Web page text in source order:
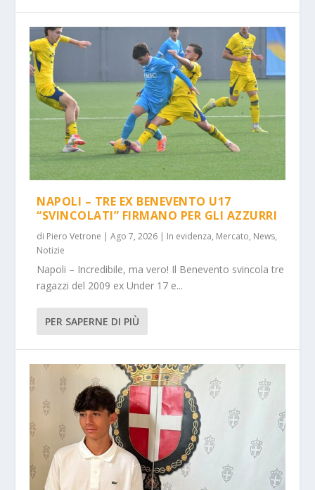
NAPOLI – TRE EX BENEVENTO U17
“SVINCOLATI” FIRMANO PER GLI AZZURRI
di Piero Vetrone |Ago 7, 2026 | In evidenza, Mercato, News,
Notizie
Napoli – Incredibile, ma vero! Il Benevento svincola tre
ragazzi del 2009 ex Under 17 e...
PER SAPERNE DI PIÙ